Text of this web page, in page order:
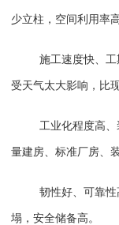
少立柱，空间利用率高
施工速度快、工
受天气太大影响，比
工业化程度高、
量建房、标准厂房、
韧性好、可靠性
塌，安全储备高。